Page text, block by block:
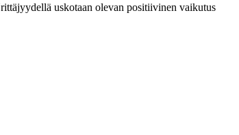
uskotaan olevan positiivinen vaikutus